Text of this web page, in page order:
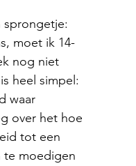
sprongetje:
moet ik 14-
nog niet
heel simpel:
waar
over het hoe
tot een
te moedigen